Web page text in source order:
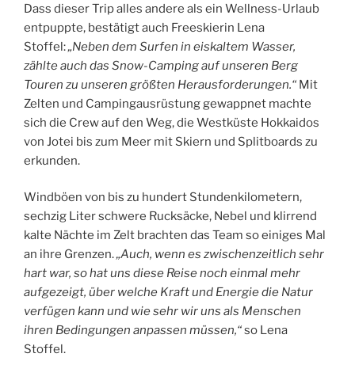
Dass dieser Trip alles andere als ein Wellness-Urlaub
entpuppte, bestätigt auch Freeskierin Lena
Stoffel:„Neben dem Surfen in eiskaltem Wasser,
zählte auch das Snow-Camping auf unseren Berg
Touren zu unseren größten Herausforderungen.“ Mit
Zelten und Campingausrüstung gewappnet machte
sich die Crew auf den Weg, die Westküste Hokkaidos
von Jotei bis zum Meer mit Skiern und Splitboards zu
erkunden.
Windböen von bis zu hundert Stundenkilometern,
sechzig Liter schwere Rucksäcke, Nebel und klirrend
kalte Nächte im Zelt brachten das Team so einiges Mal
an ihre Grenzen.„Auch, wenn es zwischenzeitlich sehr
hart war, so hat uns diese Reise noch einmal mehr
aufgezeigt, über welche Kraft und Energie die Natur
verfügen kann und wie sehr wir uns als Menschen
ihren Bedingungen anpassen müssen,“so Lena
Stoffel.